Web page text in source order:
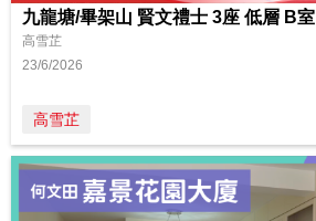
九龍塘/畢架山 賢文禮士 3座 低層 B室
高雪芷
23/6/2026
高雪芷